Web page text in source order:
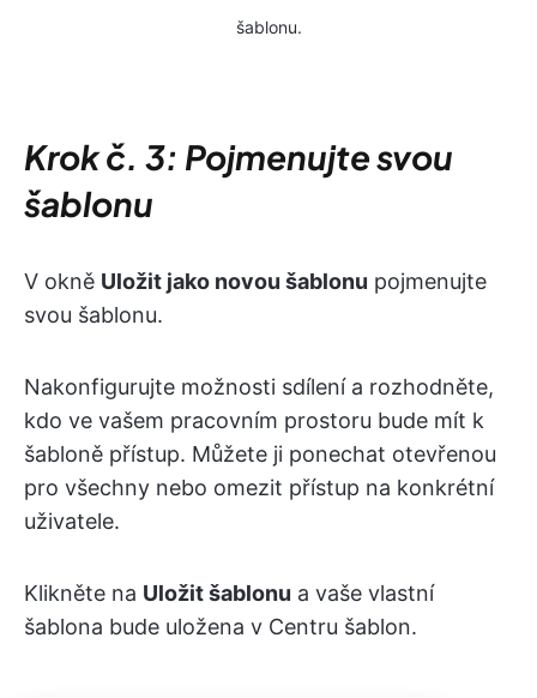
šablonu.
Krok č. 3: Pojmenujte svou
šablonu
V okně Uložit jako novou šablonu pojmenujte
svou šablonu.
Nakonfigurujte možnosti sdílení a rozhodněte,
kdo ve vašem pracovním prostoru bude mít k
šabloně přístup. Můžete ji ponechat otevřenou
pro všechny nebo omezit přístup na konkrétní
uživatele.
Klikněte na Uložit šablonu a vaše vlastní
šablona bude uložena v Centru šablon.